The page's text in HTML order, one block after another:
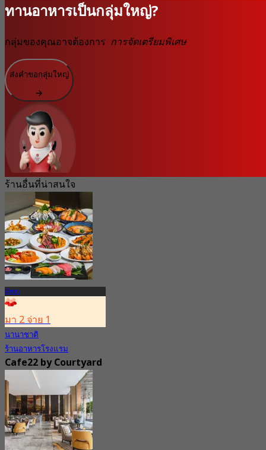
ทานอาหารเป็นกลุ่มใหญ่?
กลุ่มของคุณอาจต้องการ การจัดเตรียมพิเศษ
ส่งคำขอกลุ่มใหญ่
ร้านอื่นที่น่าสนใจ
พัทยา
มา 2 จ่าย 1
นานาชาติ
ร้านอาหารโรงแรม
Cafe22 by Courtyard
by Marriott North
Pattaya (Pattaya)
4.8
1.2K การจอง
จาก฿ 350